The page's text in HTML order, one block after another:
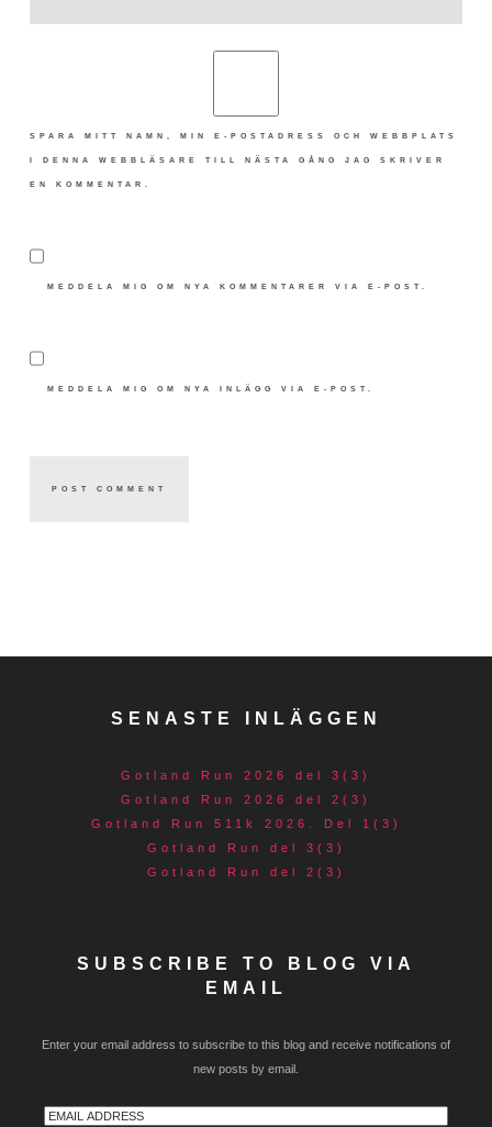
SPARA MITT NAMN, MIN E-POSTADRESS OCH WEBBPLATS
I DENNA WEBBLÄSARE TILL NÄSTA GÅNG JAG SKRIVER
EN KOMMENTAR.
MEDDELA MIG OM NYA KOMMENTARER VIA E-POST.
MEDDELA MIG OM NYA INLÄGG VIA E-POST.
SENASTE INLÄGGEN
Gotland Run 2026 del 3(3)
Gotland Run 2026 del 2(3)
Gotland Run 511k 2026. Del 1(3)
Gotland Run del 3(3)
Gotland Run del 2(3)
SUBSCRIBE TO BLOG VIA
EMAIL
Enter your email address to subscribe to this blog and receive notifications of
new posts by email.
Email